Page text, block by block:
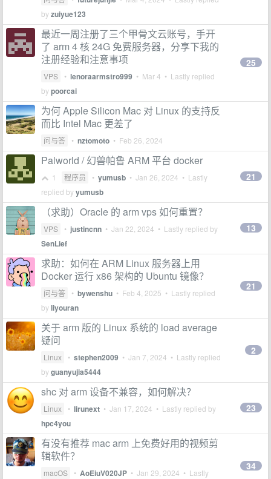
byzuiyue123
最近一周注册了三个甲骨文云账号，手开
了 arm 4 核 24G 免费服务器，分享下我的
注册经验和注意事项
VPS • lenoraarmstro999 • Mar 4 • Lastly replied
bypoorcai
25
为何 Apple Silicon Mac 对 Linux 的支持反
而比 Intel Mac 更差了
问与答 • nztomoto • Feb 26, 2024
Palworld / 幻兽帕鲁 ARM 平台 docker
1 程序员 • yumusb • Jan 26, 2024 • Lastly
replied byyumusb
21
（求助）Oracle 的 arm vps 如何重置？
VPS • justincnn • Jan 22, 2024 • Lastly replied by
SenLief
13
求助：如何在 ARM Linux 服务器上用
Docker 运行 x86 架构的 Ubuntu 镜像？
问与答 • bywenshu • Feb 4, 2025 • Lastly replied
byliyouran
21
关于 arm 版的 Linux 系统的 load average
疑问
Linux • stephen2009 • Jan 7, 2024 • Lastly replied
byguanyujia5444
2
shc 对 arm 设备不兼容，如何解决？
Linux • lirunext • Jan 17, 2024 • Lastly replied by
hpc4you
23
有没有推荐 mac arm 上免费好用的视频剪
辑软件？
macOS • AoEiuV020JP • Jan 29, 2024 • Lastly
34